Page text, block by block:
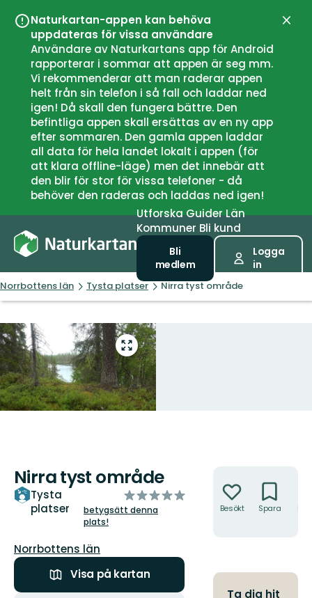
Naturkartan-appen kan behöva
uppdateras för vissa användare
Användare av Naturkartans app för Android
rapporterar i sommar att appen är seg mm.
Vi rekommenderar att man raderar appen
helt från sin telefon i så fall och laddar ned
igen! Då skall den fungera bättre. Den
befintliga appen skall ersättas av en ny app
efter sommaren. Den gamla appen laddar
all data för hela landet lokalt i appen (för
att klara offline-läge) men det innebär att
den blir för stor för vissa telefoner - då
behöver den raderas och laddas ned igen!
UtforskaGuiderLän
Kommuner Bli kund
Bli
medlem
Logga
in
Norrbottens län Tysta platser Nirra tyst område
Gå
till
helskärmsläge
Nirra tyst område
Tysta
platser
av
5
betygsätt denna
plats!
Län:
Norrbottens län
Visa på kartan
Besökt Spara
Ta dig hit